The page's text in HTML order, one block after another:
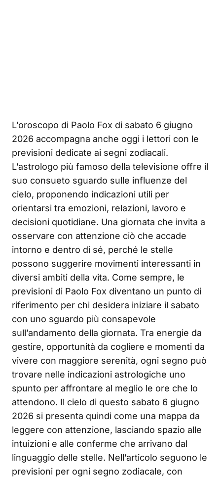
L’oroscopo di Paolo Fox di sabato 6 giugno
2026 accompagna anche oggi i lettori con le
previsioni dedicate ai segni zodiacali.
L’astrologo più famoso della televisione offre il
suo consueto sguardo sulle influenze del
cielo, proponendo indicazioni utili per
orientarsi tra emozioni, relazioni, lavoro e
decisioni quotidiane. Una giornata che invita a
osservare con attenzione ciò che accade
intorno e dentro di sé, perché le stelle
possono suggerire movimenti interessanti in
diversi ambiti della vita. Come sempre, le
previsioni di Paolo Fox diventano un punto di
riferimento per chi desidera iniziare il sabato
con uno sguardo più consapevole
sull’andamento della giornata. Tra energie da
gestire, opportunità da cogliere e momenti da
vivere con maggiore serenità, ogni segno può
trovare nelle indicazioni astrologiche uno
spunto per affrontare al meglio le ore che lo
attendono. Il cielo di questo sabato 6 giugno
2026 si presenta quindi come una mappa da
leggere con attenzione, lasciando spazio alle
intuizioni e alle conferme che arrivano dal
linguaggio delle stelle. Nell’articolo seguono le
previsioni per ogni segno zodiacale, con